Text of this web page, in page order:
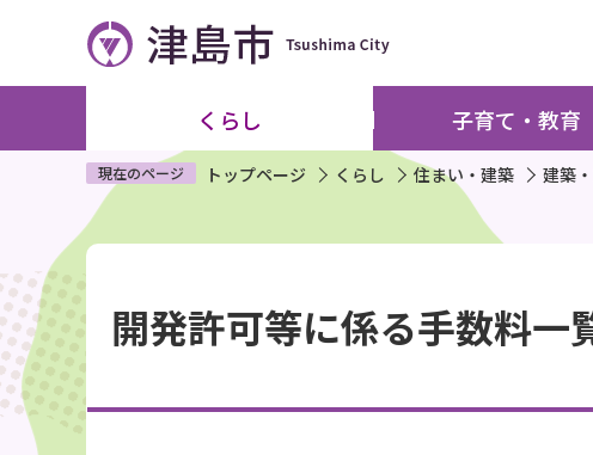
ペ
ジ
で
す
くらし 子育て・教育
現在のページ トップページ くらし 住まい・建築 建築
文
こ
こ
か
ら
開発許可等に係る手数料一